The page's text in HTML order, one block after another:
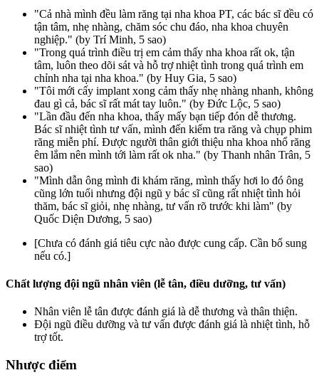
"Cả nhà mình đều làm răng tại nha khoa PT, các bác sĩ đều có
tận tâm, nhẹ nhàng, chăm sóc chu đáo, nha khoa chuyên
nghiệp." (by Trí Minh, 5 sao)
"Trong quá trình điều trị em cảm thấy nha khoa rất ok, tận
tâm, luôn theo dõi sát và hỗ trợ nhiệt tình trong quá trình em
chỉnh nha tại nha khoa." (by Huy Gia, 5 sao)
"Tôi mới cấy implant xong cảm thấy nhẹ nhàng nhanh, không
đau gì cả, bác sĩ rất mát tay luôn." (by Đức Lộc, 5 sao)
"Lần đầu đến nha khoa, thấy mấy bạn tiếp đón dễ thương.
Bác sĩ nhiệt tình tư vấn, mình đến kiểm tra răng và chụp phim
răng miễn phí. Được người thân giới thiệu nha khoa nhổ răng
êm lắm nên mình tới làm rất ok nha." (by Thanh nhân Trân, 5
sao)
"Mình dẫn ông mình đi khám răng, mình thấy hơi lo đó ông
cũng lớn tuổi nhưng đội ngũ y bác sĩ cũng rất nhiệt tình hỏi
thăm, bác sĩ giỏi, nhẹ nhàng, tư vấn rõ trước khi làm" (by
Quốc Diện Dương, 5 sao)
[Chưa có đánh giá tiêu cực nào được cung cấp. Cần bổ sung
nếu có.]
Chất lượng đội ngũ nhân viên (lễ tân, điều dưỡng, tư vấn)
Nhân viên lễ tân được đánh giá là dễ thương và thân thiện.
Đội ngũ điều dưỡng và tư vấn được đánh giá là nhiệt tình, hỗ
trợ tốt.
Nhược điểm